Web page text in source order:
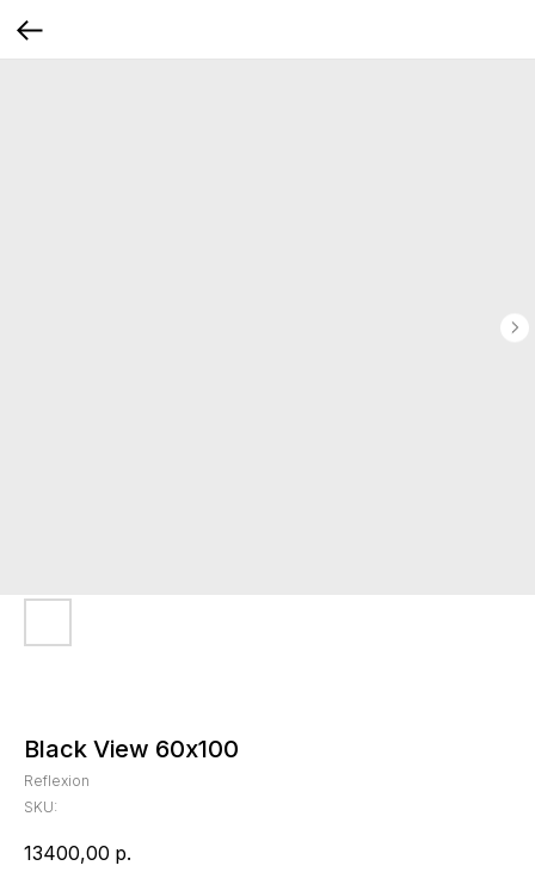
Black View 60х100
Reflexion
SKU:
13400,00 р.